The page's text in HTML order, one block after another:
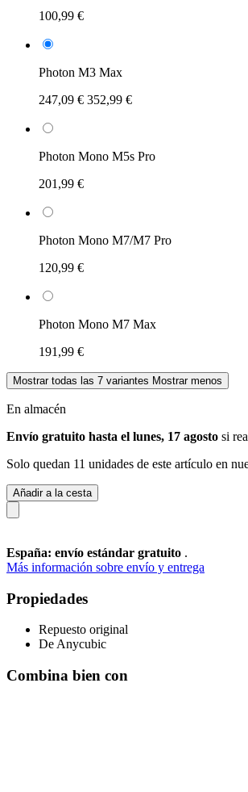
100,99 €
Photon M3 Max
247,09 € 352,99 €
Photon Mono M5s Pro
201,99 €
Photon Mono M7/M7 Pro
120,99 €
Photon Mono M7 Max
191,99 €
Mostrar todas las 7 variantes Mostrar menos
En almacén
Envío gratuito hasta el lunes, 17 agosto si
Solo quedan 11 unidades de este artículo en
Añadir a la cesta
España: envío estándar gratuito .
Más información sobre envío y entrega
Propiedades
Repuesto original
De Anycubic
Combina bien con